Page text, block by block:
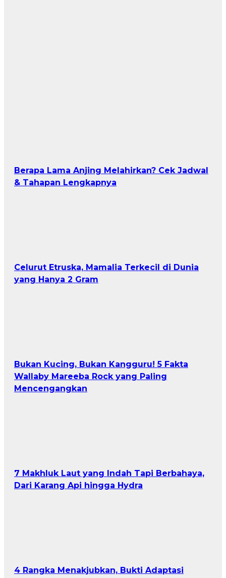
Berapa Lama Anjing Melahirkan? Cek Jadwal
& Tahapan Lengkapnya
Celurut Etruska, Mamalia Terkecil di Dunia
yang Hanya 2 Gram
Bukan Kucing, Bukan Kangguru! 5 Fakta
Wallaby Mareeba Rock yang Paling
Mencengangkan
7 Makhluk Laut yang Indah Tapi Berbahaya,
Dari Karang Api hingga Hydra
4 Rangka Menakjubkan, Bukti Adaptasi